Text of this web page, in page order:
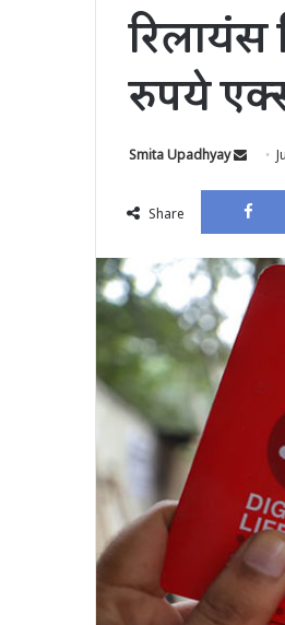
रिलायंस
रुपये
Smita Upadhyay
Send
email
Share